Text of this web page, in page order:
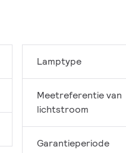
Lamptype
Meetreferentie van
lichtstroom
Garantieperiode